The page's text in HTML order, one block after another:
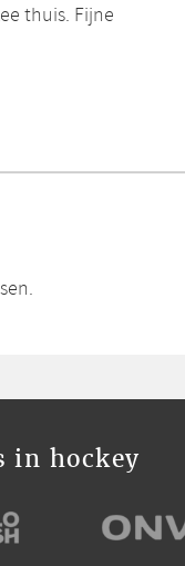
thuis. Fijne
in hockey